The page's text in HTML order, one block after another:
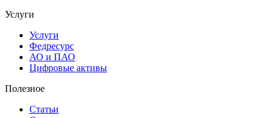
Услуги
Услуги
Федресурс
АО и ПАО
Цифровые активы
Полезное
Статьи